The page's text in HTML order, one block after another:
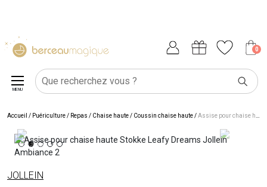
0
MENU
Accueil / Puériculture/ Repas / Chaise haute/ Coussin chaise haute/Assise pour chaise haute Stokke Leafy Dreams
JOLLEIN